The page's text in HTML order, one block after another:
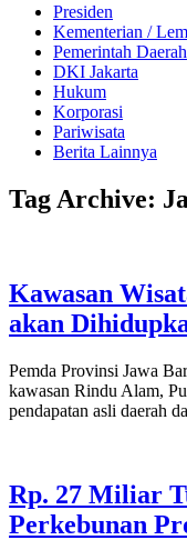
Presiden
Kementerian /
Pemerintah Daerah
DKI Jakarta
Hukum
Korporasi
Pariwisata
Berita Lainnya
Tag Archive:
Kawasan
akan
Pemda Provinsi Jawa
kawasan Rindu Alam,
pendapatan asli daerah
Rp. 27 Miliar
Perkebunan